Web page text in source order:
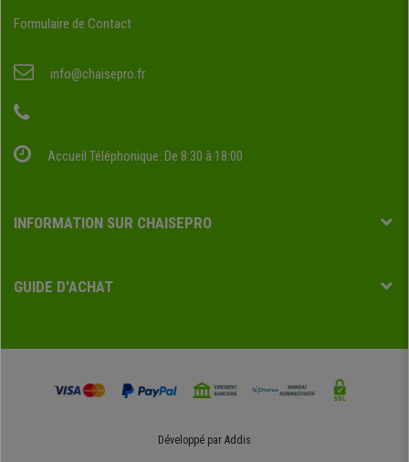
Formulaire de Contact
info@chaisepro.fr
Accueil Téléphonique: De 8:30 à 18:00
INFORMATION SUR CHAISEPRO
GUIDE D'ACHAT
Développé par Addis